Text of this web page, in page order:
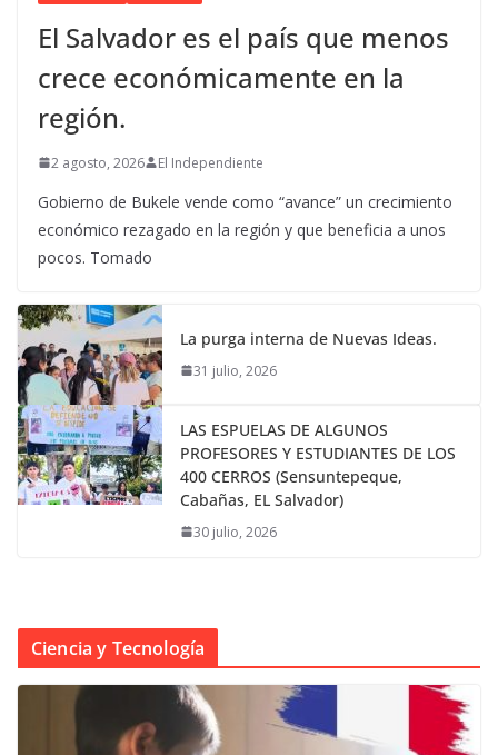
El Salvador es el país que menos
crece económicamente en la
región.
2 agosto, 2026 El Independiente
Gobierno de Bukele vende como “avance” un crecimiento
económico rezagado en la región y que beneficia a unos
pocos. Tomado
La purga interna de Nuevas Ideas.
31 julio, 2026
LAS ESPUELAS DE ALGUNOS
PROFESORES Y ESTUDIANTES DE LOS
400 CERROS (Sensuntepeque,
Cabañas, EL Salvador)
30 julio, 2026
Ciencia y Tecnología